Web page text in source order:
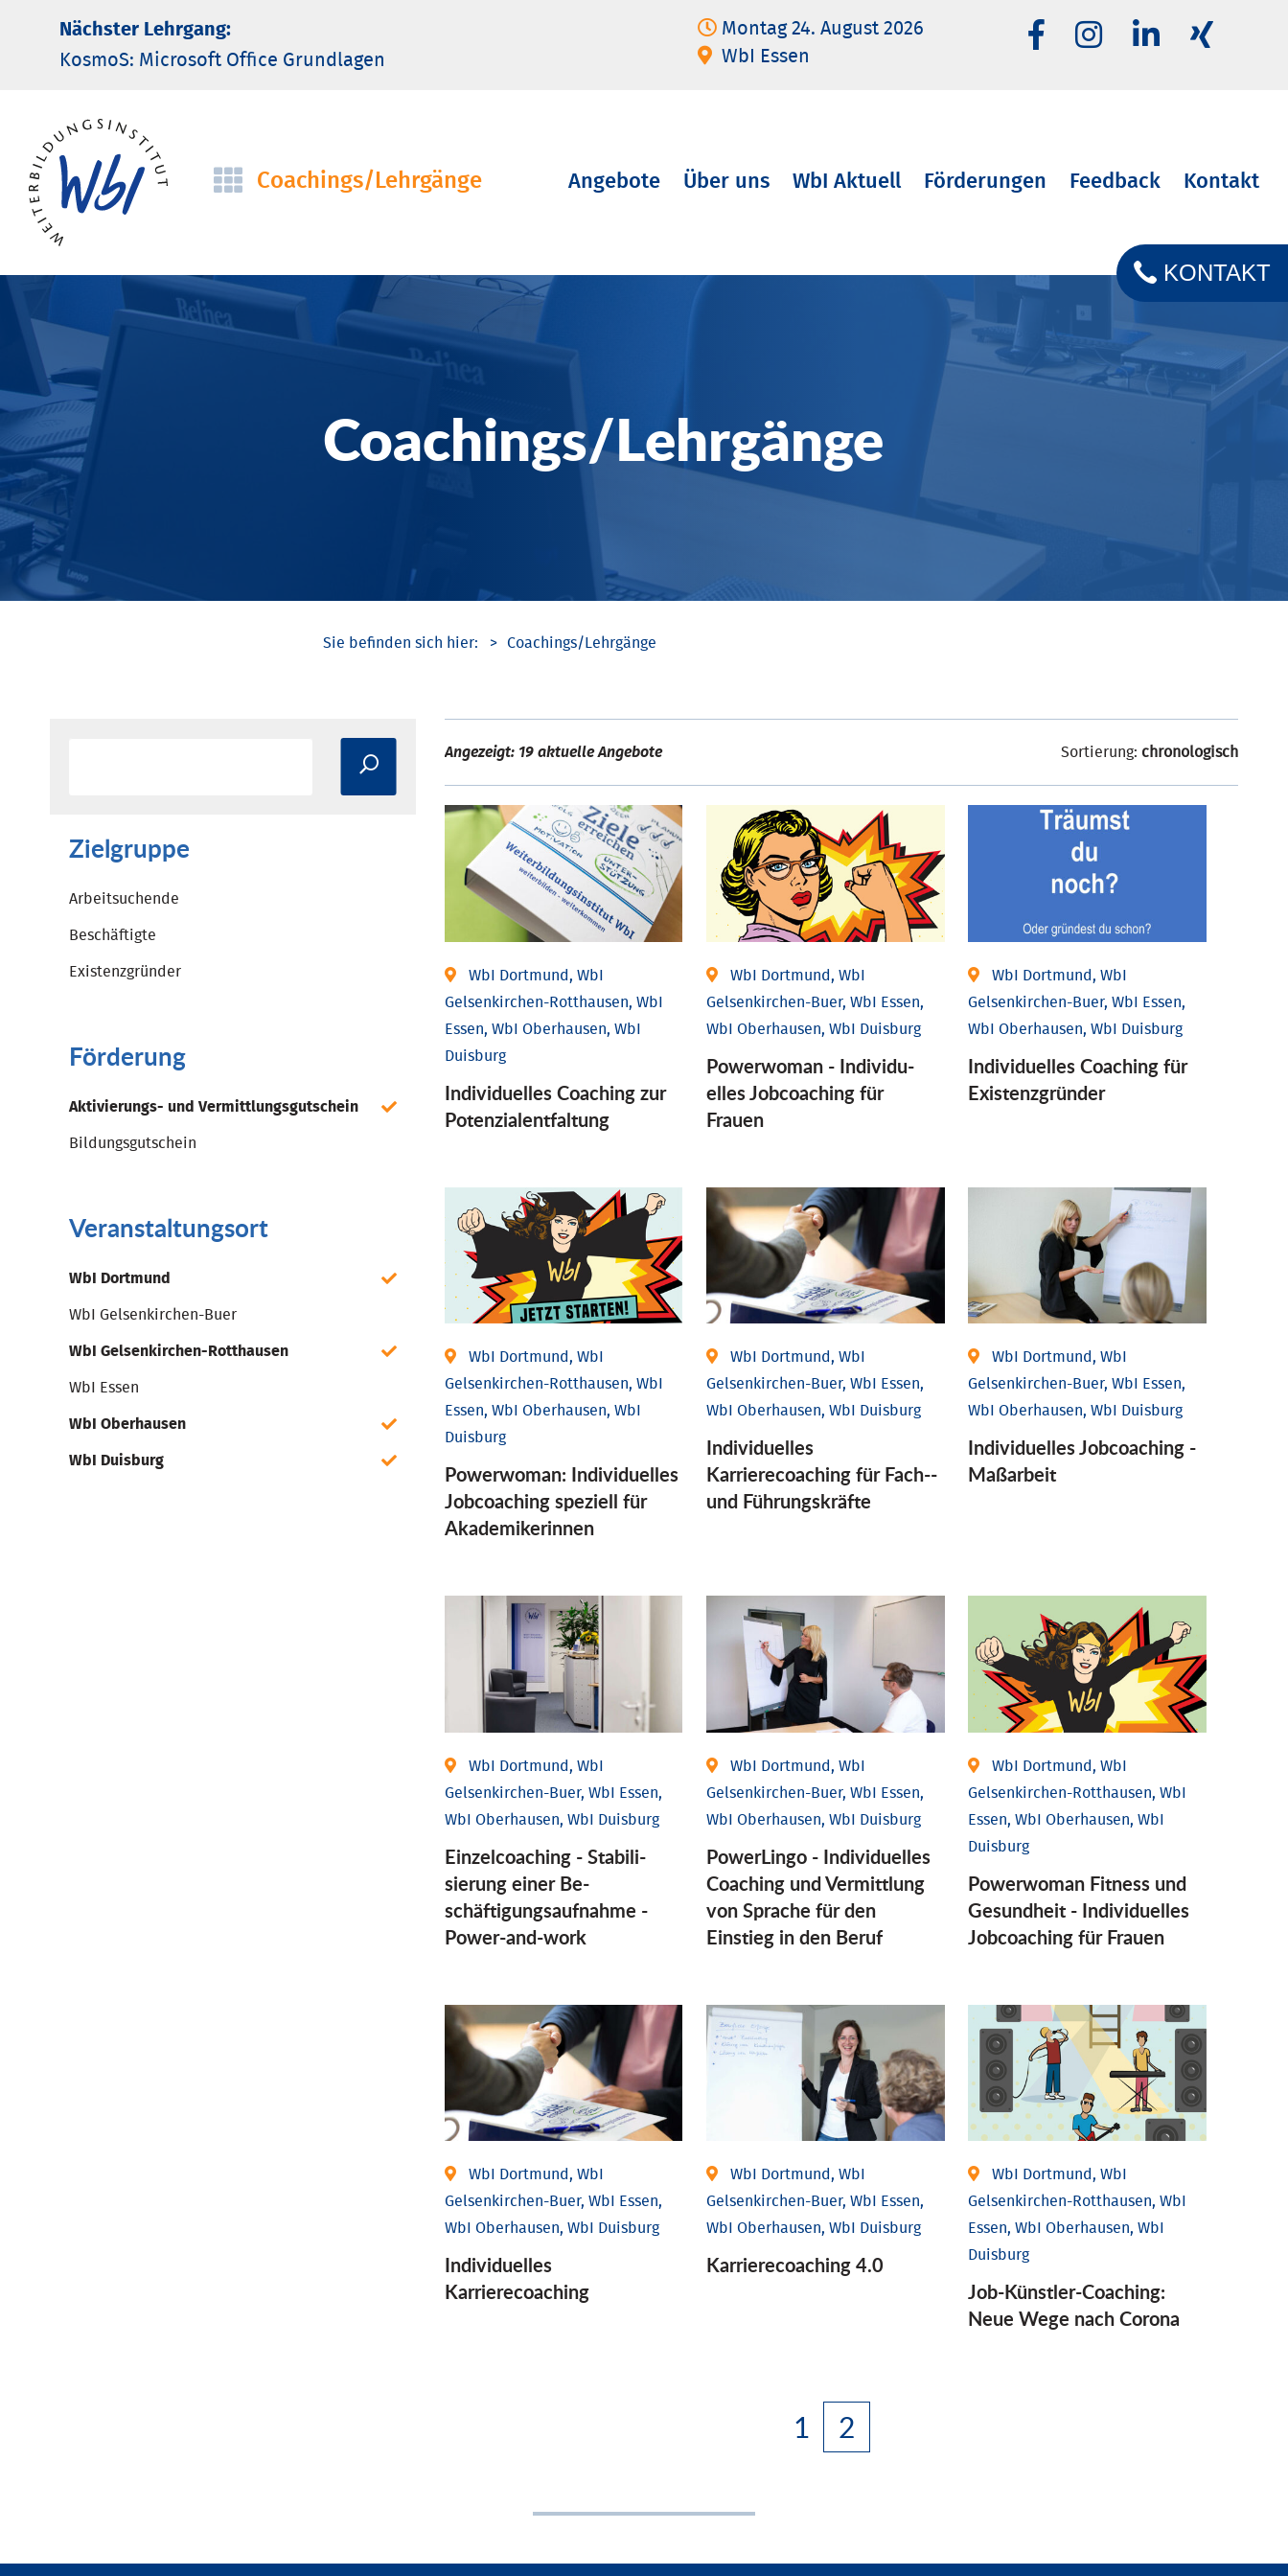
Nächster Lehrgang:
KosmoS: Microsoft Office Grund­lagen
Montag 24. August 2026
WbI Essen
Navigation
Coachings/­Lehrgänge
Navigation
Angebote Über uns WbI Aktuell Förderungen Feedback Kontakt
Coachings/­Lehrgänge
KONTAKT
Coachings/­Lehrgänge
Zielgruppe
Arbeitsuchende
Beschäftigte
Existenzgründer
Förderung
Aktivierungs- und Vermittlungsgutschein
Bildungsgutschein
Veranstaltungsort
WbI Dortmund
WbI Gelsenkirchen-Buer
WbI Gelsenkirchen-Rotthausen
WbI Essen
WbI Oberhausen
WbI Duisburg
Angezeigt: 19 aktuelle Angebote Sortierung: chronologisch
WbI Dortmund, WbI
Gelsenkirchen-Rotthausen, WbI
Essen, WbI Oberhausen, WbI
Duisburg
Individuelles Coaching zur
Potenzialentfaltung
WbI Dortmund, WbI
Gelsenkirchen-Buer, WbI Essen,
WbI Oberhausen, WbI Duisburg
Powerwoman - Individu­
elles Job­coaching für
Frauen
WbI Dortmund, WbI
Gelsenkirchen-Buer, WbI Essen,
WbI Oberhausen, WbI Duisburg
Individu­elles Coaching für
Existenz­gründer
WbI Dortmund, WbI
Gelsenkirchen-Rotthausen, WbI
Essen, WbI Oberhausen, WbI
Duisburg
Powerwoman: Individu­elles
Job­coaching speziell für
Aka­demiker­innen
WbI Dortmund, WbI
Gelsenkirchen-Buer, WbI Essen,
WbI Oberhausen, WbI Duisburg
Individu­elles
Karrierecoaching für Fach-­
und Führungs­kräfte
WbI Dortmund, WbI
Gelsenkirchen-Buer, WbI Essen,
WbI Oberhausen, WbI Duisburg
Individu­elles Job­coaching -
Maßarbeit
WbI Dortmund, WbI
Gelsenkirchen-Buer, WbI Essen,
WbI Oberhausen, WbI Duisburg
Einzel­coaching - Stabili­
sierung einer Be­
schäftigungs­aufnahme -
Power-and-work
WbI Dortmund, WbI
Gelsenkirchen-Buer, WbI Essen,
WbI Oberhausen, WbI Duisburg
PowerLingo - Individuelles
Coaching und Vermittlung
von Sprache für den
Einstieg in den Beruf
WbI Dortmund, WbI
Gelsenkirchen-Rotthausen, WbI
Essen, WbI Oberhausen, WbI
Duisburg
Powerwoman Fitness und
Gesund­heit - Individu­elles
Job­coaching für Frauen
WbI Dortmund, WbI
Gelsenkirchen-Buer, WbI Essen,
WbI Oberhausen, WbI Duisburg
Individu­elles
Karrierecoaching
WbI Dortmund, WbI
Gelsenkirchen-Buer, WbI Essen,
WbI Oberhausen, WbI Duisburg
Karriere­coaching 4.0
WbI Dortmund, WbI
Gelsenkirchen-Rotthausen, WbI
Essen, WbI Oberhausen, WbI
Duisburg
Job-Künstler-Coaching:
Neue Wege nach Corona
1 2